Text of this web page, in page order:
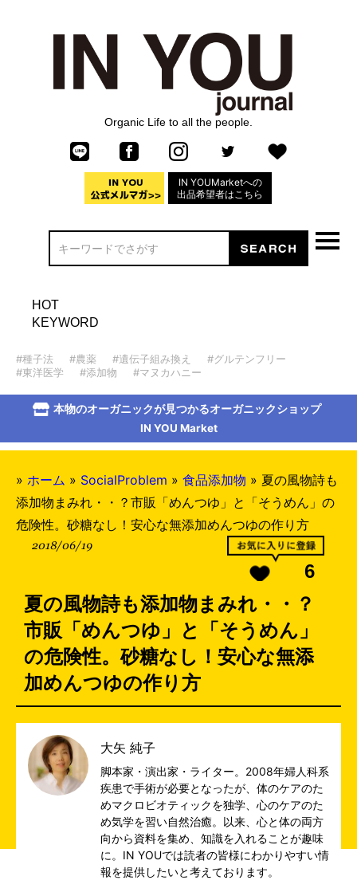
Organic Life to all the people.
IN YOUMarketへの
出品希望者はこちら
HOT
KEYWORD
#種子法 #農薬 #遺伝子組み換え
#グルテンフリー
#東洋医学
#添加物 #マヌカハニー
本物のオーガニックが見つかるオーガニックショップ
IN YOU Market
» ホーム » SocialProblem » 食品添加物 » 夏の風物詩も
添加物まみれ・・？市販「めんつゆ」と「そうめん」の
危険性。砂糖なし！安心な無添加めんつゆの作り方
2018/06/19
6
夏の風物詩も添加物まみれ・・？
市販「めんつゆ」と「そうめん」
の危険性。砂糖なし！安心な無添
加めんつゆの作り方
大矢 純子
脚本家・演出家・ライター。2008年婦人科系
疾患で手術が必要となったが、体のケアのた
めマクロビオティックを独学、心のケアのた
め気学を習い自然治癒。以来、心と体の両方
向から資料を集め、知識を入れることが趣味
に。IN YOUでは読者の皆様にわかりやすい情
報を提供したいと考えております。